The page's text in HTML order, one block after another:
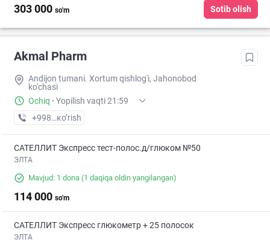
303 000 so'm Sotib olish
Akmal Pharm
Andijon tumani. Xortum qishlog'i, Jahonobod
ko'chasi
Ochiq · Yopilish vaqti 21:59
+998 (91) XXX-XX-XX
кo’rish
САТЕЛЛИТ Экспресс тест-полос.д/глюком №50
ЭЛТА
Mavjud: 1 dona (1 daqiqa oldin yangilangan)
114 000 so'm
САТЕЛЛИТ Экспресс глюкометр + 25 полосок
ЭЛТА